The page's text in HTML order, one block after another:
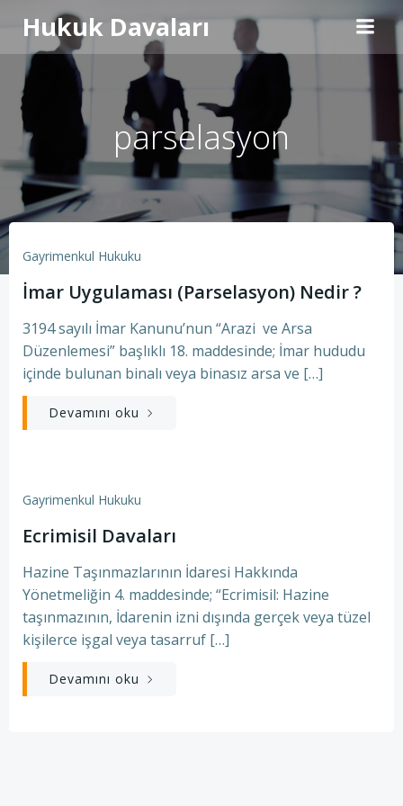
geç
Hukuk Davaları
parselasyon
Gayrimenkul Hukuku
İmar Uygulaması (Parselasyon) Nedir ?
3194 sayılı İmar Kanunu’nun “Arazi ve Arsa
Düzenlemesi” başlıklı 18. maddesinde; İmar hududu
içinde bulunan binalı veya binasız arsa ve […]
Devamını oku
Gayrimenkul Hukuku
Ecrimisil Davaları
Hazine Taşınmazlarının İdaresi Hakkında
Yönetmeliğin 4. maddesinde; “Ecrimisil: Hazine
taşınmazının, İdarenin izni dışında gerçek veya tüzel
kişilerce işgal veya tasarruf […]
Devamını oku